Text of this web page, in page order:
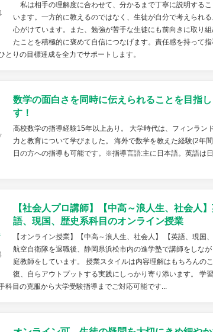
私は相手の理解度に合わせて、分かるまで丁寧に説明する
います。一方的に教えるのではなく、生徒が自分で考えられ
心がけています。また、勉強が苦手な生徒にも前向きに取り
たことを積極的に褒めて自信につなげます。責任感を持って
とりの目標達成を全力でサポートします。
数学の面白さを同時に伝えられることを目指し
す！
高校数学の指導経験15年以上あり。 大学時代は、フィンラン
力と教育について学びました。 海外で数学を教えた経験(2年
日の方への指導も可能です。※指導言語:主に日本語。英語は日
【社会人プロ講師】【中高～浪人生、社会人
語、現国、歴史系科目のオンライン授業
【オンライン授業】【中高～浪人生、社会人】 【英語、現国
航空自衛隊を退職後、静岡県浜松市内の進学塾で講師をしな
庭教師をしています。 授業スタイルは内容理解はもちろんの
復、自らアウトプットする実践にしっかり寄り添います。 学
科目の克服から大学受験指導までご対応可能です...